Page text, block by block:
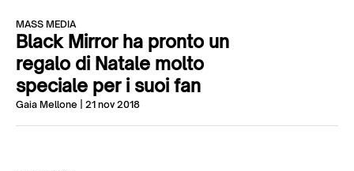
MASS MEDIA
Black Mirror ha pronto un
regalo di Natale molto
speciale per i suoi fan
Gaia Mellone | 21 nov 2018